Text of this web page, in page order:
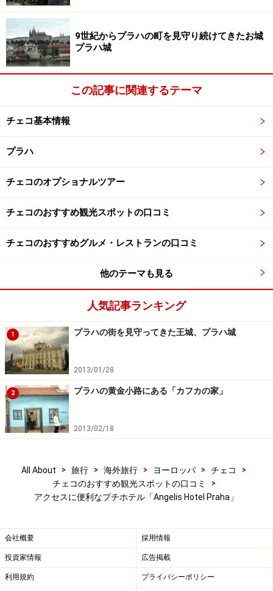
9世紀からプラハの町を見守り続けてきたお城
プラハ城
この記事に関連するテーマ
チェコ基本情報
プラハ
チェコのオプショナルツアー
チェコのおすすめ観光スポットの口コミ
チェコのおすすめグルメ・レストランの口コミ
他のテーマも見る
人気記事ランキング
1 プラハの街を見守ってきた王城、プラハ城
2013/01/28
2 プラハの黄金小路にある「カフカの家」
2013/02/18
All About > 旅行 > 海外旅行 > ヨーロッパ > チェコ
>
チェコのおすすめ観光スポットの口コミ
>
アクセスに便利なプチホテル「Angelis Hotel Praha」
会社概要 採用情報
投資家情報 広告掲載
利用規約 プライバシーポリシー